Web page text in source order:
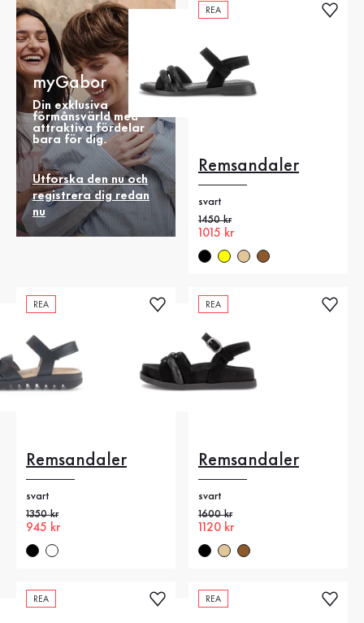
myGabor
Din exklusiva
förmånsvärld med
attraktiva fördelar
bara för dig.
Utforska den nu och
registrera dig redan
nu
REA
Remsandaler
svart
Gammalt pris
1450 kr
Nytt pris
1015 kr
REA
Remsandaler
svart
Gammalt pris
1350 kr
Nytt pris
945 kr
REA
Remsandaler
svart
Gammalt pris
1600 kr
Nytt pris
1120 kr
REA REA